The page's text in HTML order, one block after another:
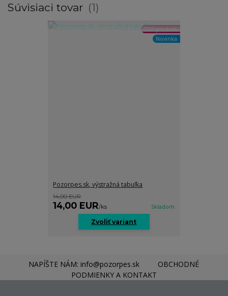
Súvisiaci tovar 1
TOP produkt
Novinka
Pozorpes.sk, výstražná tabuľka
14,00 EUR
14,00 EUR/ks Skladom
Zvoliť variant
NAPÍŠTE NÁM: info@pozorpes.sk
OBCHODNÉ
PODMIENKY A KONTAKT